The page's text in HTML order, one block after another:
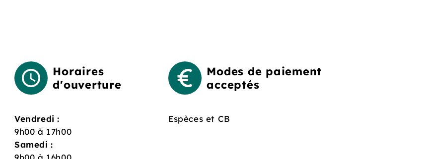
Horaires
d'ouverture
Vendredi :
9h00 à 17h00
Samedi :
Modes de paiement
acceptés
Espèces et CB